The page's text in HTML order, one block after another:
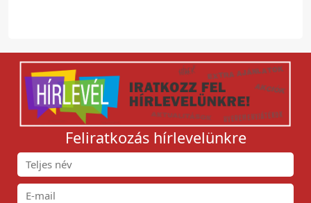
Feliratkozás hírlevelünkre